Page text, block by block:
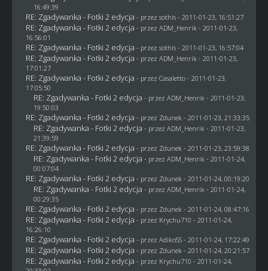
16:49:39
RE: Zgadywanka - Fotki 2 edycja - przez sothis- 2011-01-23, 16:51:27
RE: Zgadywanka - Fotki 2 edycja - przez ADM_Henrik - 2011-01-23,
16:56:01
RE: Zgadywanka - Fotki 2 edycja - przez sothis- 2011-01-23, 16:57:04
RE: Zgadywanka - Fotki 2 edycja - przez ADM_Henrik - 2011-01-23,
17:01:27
RE: Zgadywanka - Fotki 2 edycja - przez Casaletto- 2011-01-23,
17:05:50
RE: Zgadywanka - Fotki 2 edycja - przez ADM_Henrik - 2011-01-23,
19:50:03
RE: Zgadywanka - Fotki 2 edycja - przez Zdunek - 2011-01-23, 21:33:35
RE: Zgadywanka - Fotki 2 edycja - przez ADM_Henrik - 2011-01-23,
21:39:59
RE: Zgadywanka - Fotki 2 edycja - przez Zdunek - 2011-01-23, 23:59:38
RE: Zgadywanka - Fotki 2 edycja - przez ADM_Henrik - 2011-01-24,
00:07:04
RE: Zgadywanka - Fotki 2 edycja - przez Zdunek - 2011-01-24, 00:19:20
RE: Zgadywanka - Fotki 2 edycja - przez ADM_Henrik - 2011-01-24,
00:29:35
RE: Zgadywanka - Fotki 2 edycja - przez Zdunek - 2011-01-24, 08:47:16
RE: Zgadywanka - Fotki 2 edycja - przez Krychu710 - 2011-01-24,
16:26:10
RE: Zgadywanka - Fotki 2 edycja - przez AdikoSS - 2011-01-24, 17:22:49
RE: Zgadywanka - Fotki 2 edycja - przez Zdunek - 2011-01-24, 20:21:57
RE: Zgadywanka - Fotki 2 edycja - przez Krychu710 - 2011-01-24,